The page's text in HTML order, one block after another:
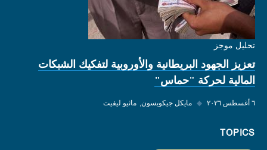
تحليل موجز
تعزيز الجهود البريطانية والأوروبية لتفكيك الشبكات
المالية لحركة "حماس"
٦ أغسطس ٢٠٢٦ ◆ مايكل جيكوبسون ماثيو ليفيت
TOPICS